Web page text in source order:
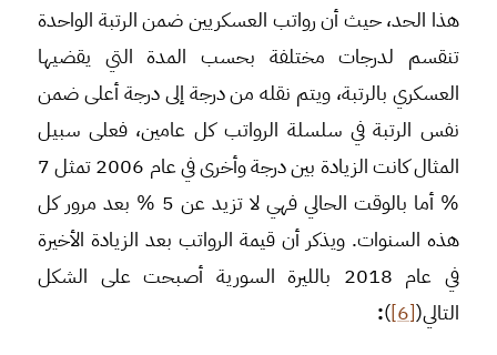
هذا الحد، حيث أن رواتب العسكريين ضمن الرتبة الواحدة
تنقسم لدرجات مختلفة بحسب المدة التي يقضيها
العسكري بالرتبة، ويتم نقله من درجة إلى درجة أعلى ضمن
نفس الرتبة في سلسلة الرواتب كل عامين، فعلى سبيل
المثال كانت الزيادة بين درجة وأخرى في عام 2006 تمثل 7
% أما بالوقت الحالي فهي لا تزيد عن 5 % بعد مرور كل
هذه السنوات. ويذكر أن قيمة الرواتب بعد الزيادة الأخيرة
في عام 2018 بالليرة السورية أصبحت على الشكل
التالي([6]
)
: